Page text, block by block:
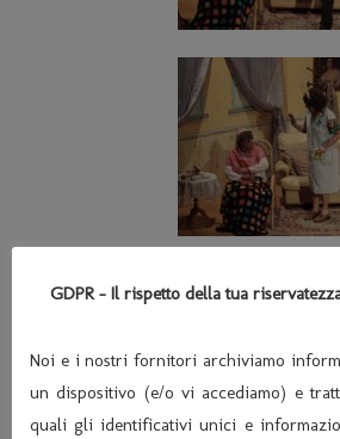
GDPR - Il rispetto della tua
Noi e i nostri fornitori archiviamo
un dispositivo (e/o vi accediamo) e
quali gli identificativi unici e